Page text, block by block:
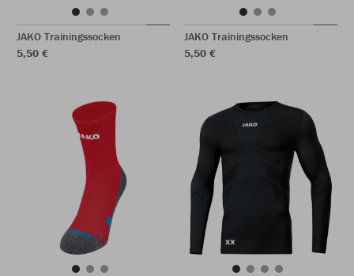
JAKO Trainingssocken
5,50 €
JAKO Trainingssocken
5,50 €